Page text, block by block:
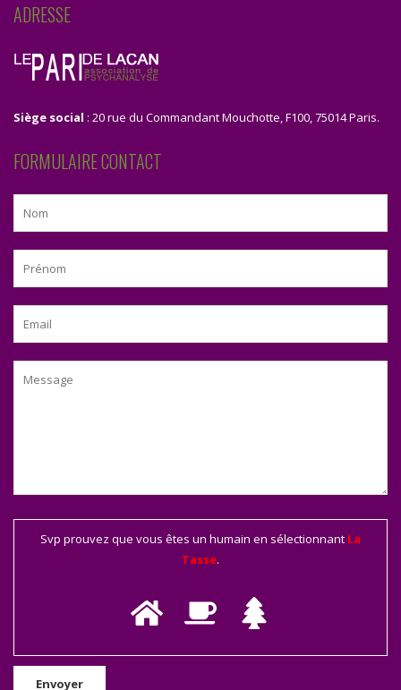
ADRESSE
Siège social : 20 rue du Commandant Mouchotte, F100, 75014 Paris.
FORMULAIRE CONTACT
Svp prouvez que vous êtes un humain en sélectionnant La
Tasse.